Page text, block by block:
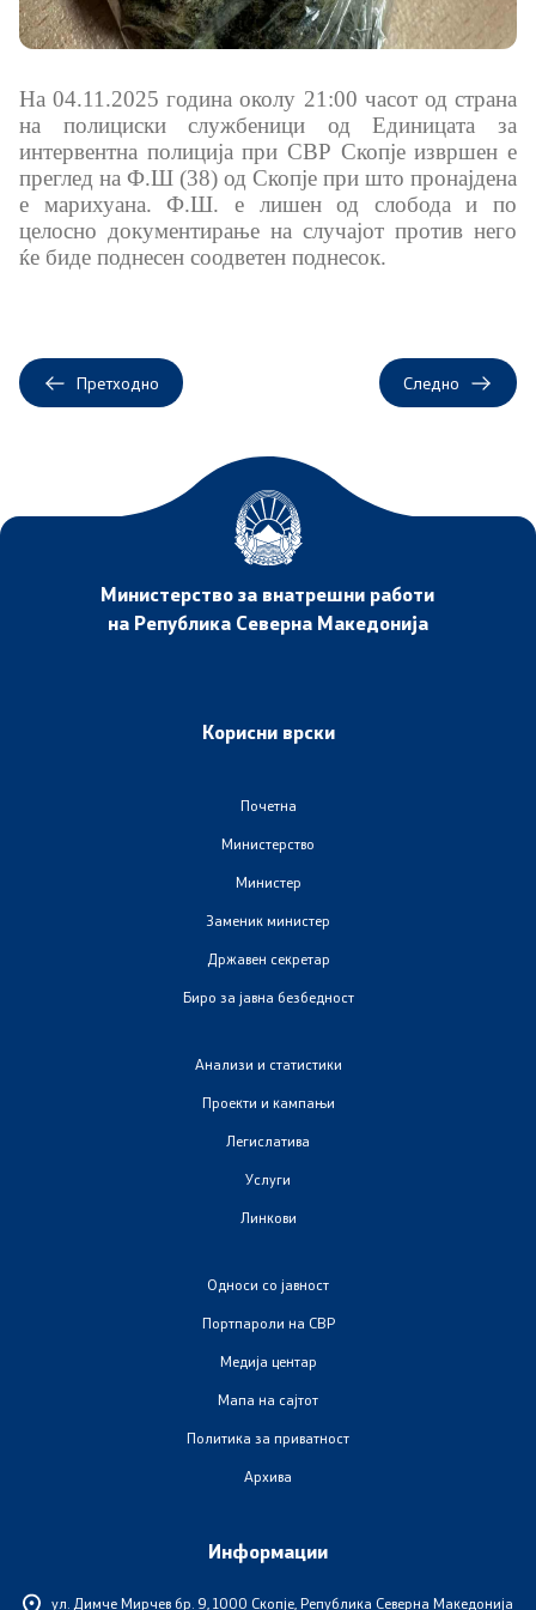
Меѓународна соработка
Полициска академија
Безбедност на класифицирани информации и
соработка со НАТО
Информатика и телекомуникации
Општи и заеднички работи
Сајбер безбедност
Збирна анализа
Институции
На 04.11.2025 година околу 21 :00 часот од страна
на полициски службеници од Единицата за
интервентна полиција при СВР Скопје извршен е
преглед на Ф.Ш (38) од Скопје при што пронајдена
е марихуана. Ф.Ш. е лишен од слобода и по
целосно документирање на случајот против него
ќе биде поднесен соодветен поднесок.
Претходно Следно
Министерство за внатрешни работи
на Република Северна Македонија
Корисни врски
Почетна
Министерство
Министер
Заменик министер
Државен секретар
Биро за јавна безбедност
Анализи и статистики
Проекти и кампањи
Легислатива
Услуги
Линкови
Односи со јавност
Портпароли на СВР
Медија центар
Мапа на сајтот
Политика за приватност
Архива
Информации
ул. Димче Мирчев бр. 9, 1000 Скопје, Република Северна Македонија